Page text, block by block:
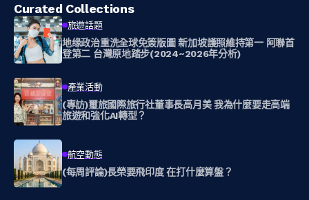
Curated Collections
旅遊話題
地缘政治重洗全球免簽版圖 新加坡護照維持第一 阿聯首
登第二 台灣原地踏步(2024~2026年分析)
產業活動
(專訪)璽旅國際旅行社董事長高月美 我為什麼要走高端
旅遊和強化AI轉型？
航空動態
(每周評論)長榮要飛印度 在打什麼算盤？